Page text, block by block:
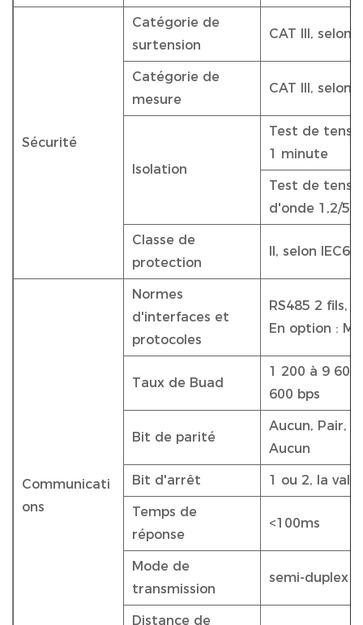
Sécurité
Catégorie de
surtension
CAT III, selon
Catégorie de
mesure
CAT III, selon
Isolation
Test de
1 minute
Test de
d'onde 1,2/50
Classe de
protection
II, selon
Communicati
ons
Normes
d'interfaces et
protocoles
RS485 2 fils,
En option :
Taux de Buad
1 200 à 9
600 bps
Bit de parité
Aucun, Pair,
Aucun
Bit d'arrêt 1 ou 2, la
Temps de
réponse
<100ms
Mode de
transmission
semi-duplex
Distance de